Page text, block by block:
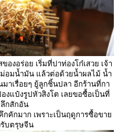
องอร่อย เริ่มที่ปาท่องโก๋เสวย เจ้า
อมน้ำมัน แล้วต่อด้วยน้ำผลไม้ น้ำ
าเรื่อยๆ ยู้ลูกชิ้นปลา อีกร้านที่กา
งแป๋งรูปหัวสิงโต เลยขอซื้อเป็นที่
ลึกสักอัน
กคักมาก เพราะเป็นฤดูการซื้อขา
บตรุษจีน